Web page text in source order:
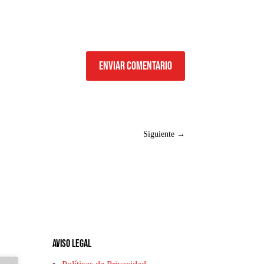
Enviar comentario
Siguiente→
Aviso legal